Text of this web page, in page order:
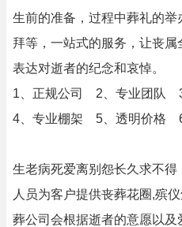
生前的准备，过程中葬礼的
拜等，一站式的服务，让丧
表达对逝者的纪念和哀悼。
1、正规公司 2、专业团队
4、专业棚架 5、透明价格
生老病死爱离别怨长久求不
人员为客户提供丧葬花圈,殡
葬公司会根据逝者的意愿以